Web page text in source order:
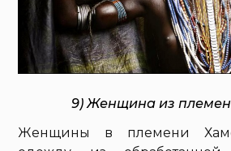
9) Женщина из
Женщины в племени